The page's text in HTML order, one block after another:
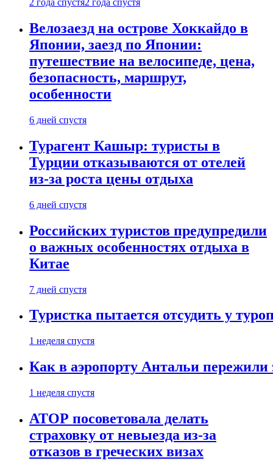
2 года спустя2 года спустя
Велозаезд на острове Хоккайдо в
Японии, заезд по Японии:
путешествие на велосипеде, цена,
безопасность, маршрут,
особенности
6 дней спустя
Турагент Кашыр: туристы в
Турции отказываются от отелей
из-за роста цены отдыха
6 дней спустя
Российских туристов предупредили
о важных особенностях отдыха в
Китае
7 дней спустя
Туристка пытается отсудить у
1 неделя спустя
Как в аэропорту Антальи
1 неделя спустя
АТОР посоветовала делать
страховку от невыезда из-за
отказов в греческих визах